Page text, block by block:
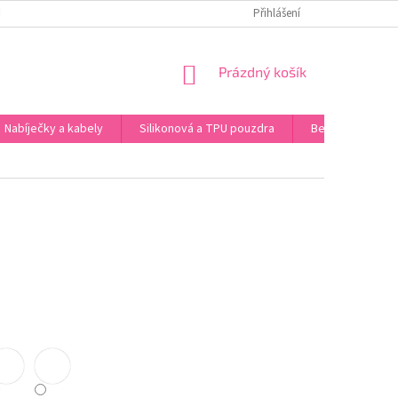
Přihlášení
NÁKUPNÍ
Prázdný košík
Nabíječky a kabely Silikonová a TPU pouzdra
Bezdrátová